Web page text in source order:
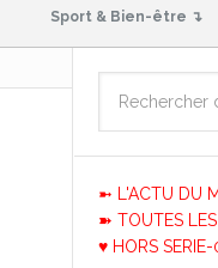
Sport & Bien-être ↴
➼ L'ACTU DU
➽ TOUTES
♥ HORS